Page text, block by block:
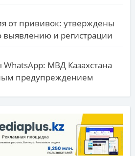
от прививок: утверждены
и регистрации
МВД Казахстана
предупреждением